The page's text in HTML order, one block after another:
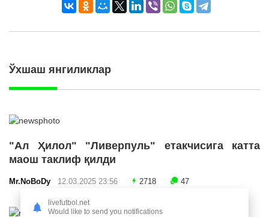
Ўхшаш янгиликлар
"Ал Ҳилол" "Ливерпуль" етакчисига катта
маош таклиф қилди
Mr.NoBoDy 12.03.2025 23:56 2718 47
livefutbol.net
Would like to send you notifications